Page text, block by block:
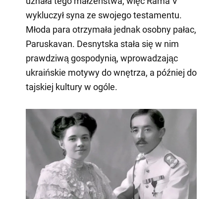
wykluczył syna ze swojego testamentu.
Młoda para otrzymała jednak osobny pałac,
Paruskavan. Desnytska stała się w nim
prawdziwą gospodynią, wprowadzając
ukraińskie motywy do wnętrza, a później do
tajskiej kultury w ogóle.